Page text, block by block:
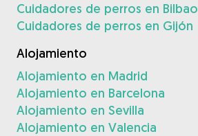
Cuidadores de perros en Bilbao
Cuidadores de perros en Gijón
Alojamiento
Alojamiento en Madrid
Alojamiento en Barcelona
Alojamiento en Sevilla
Alojamiento en Valencia